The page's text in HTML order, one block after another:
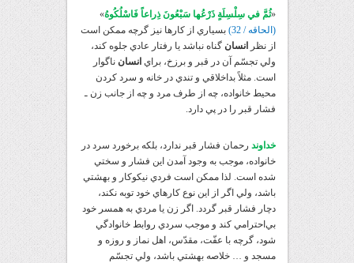
«ثُمَّ في‏ سِلْسِلَةٍ ذَرْعُها سَبْعُونَ ذِراعاً فَاسْلُكُوهُ»
(الحاقه / 32)
بسياري از کارها نيز گرچه ممکن است
از نظر
انسان گناه نباشد يا رفتار عادي جلوه کند،
ولي تجسّم آن در قبر و برزخ، براي انسان ناگوار
است. مثلاً بداخلاقي و تندي در خانه و سرد کردن
محيط خانواده، چه از طرف مرد و چه از جانب زن ـ
فشار قبر را در پي دارد.
خداوند رحمان فشار قبر ندارد، بلکه برخورد سرد در
خانواده، موجب به وجود آمدن اين فشار و سختي
شده است. لذا ممکن است فردي نيکوکار و بهشتي
باشد، ولي اگر از اين نوع کارهاي خود توبه نکند،
دچار فشار قبر گردد. اگر زن يا مردي به همسر خود
بي‌احترامي کند و موجب سردي روابط خانوادگي
شود، گرچه با عفّت، مقدّس، اهل نماز و روزه و
مسجد و … خلاصه بهشتي باشد، ولي تجسّم